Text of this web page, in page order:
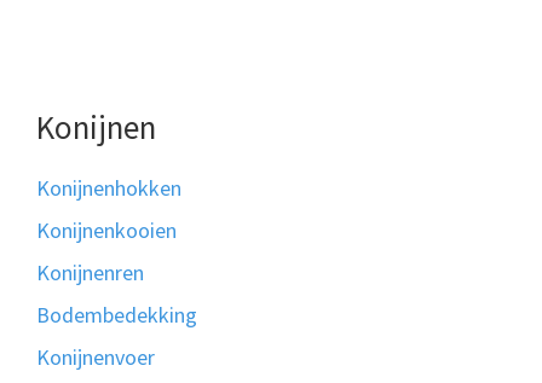
Konijnen
Konijnenhokken
Konijnenkooien
Konijnenren
Bodembedekking
Konijnenvoer